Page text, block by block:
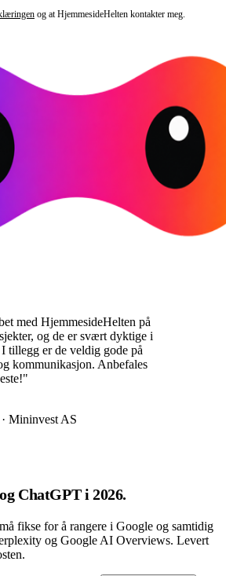
og at HjemmesideHelten kontakter meg.
med HjemmesideHelten på
og de er svært dyktige i
tillegg er de veldig gode på
kommunikasjon. Anbefales
Mininvest AS
ChatGPTi 2026.
fikse for å rangere i Google og samtidig
og Google AI Overviews. Levert